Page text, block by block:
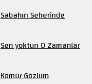
Sabahın Seherinde
Sen yoktun O Zamanlar
Kömür Gözlüm